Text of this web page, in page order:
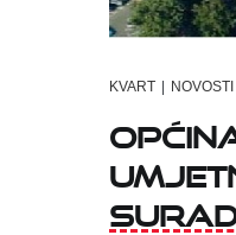
KVART NOVOSTI